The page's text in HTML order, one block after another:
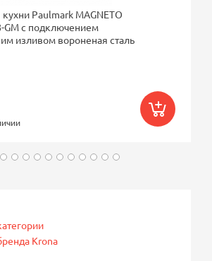
Paulmark MAGNETO
GM с подключением
изливом вороненая сталь
Krona